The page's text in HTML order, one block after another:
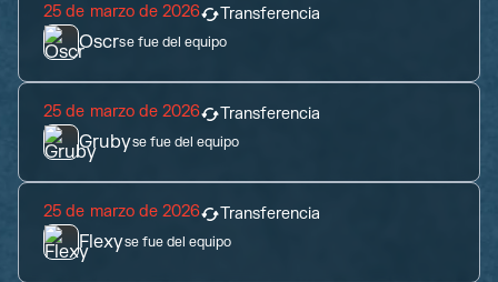
25 de marzo de 2026 Transferencia
Oscrse fue del equipo
25 de marzo de 2026 Transferencia
Grubyse fue del equipo
25 de marzo de 2026 Transferencia
Flexyse fue del equipo